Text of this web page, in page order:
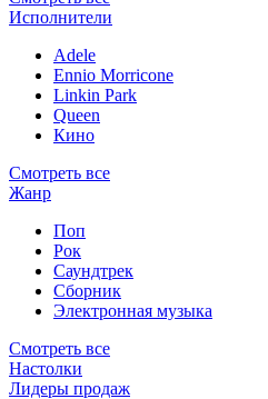
Исполнители
Adele
Ennio Morricone
Linkin Park
Queen
Кино
Смотреть все
Жанр
Поп
Рок
Саундтрек
Сборник
Электронная музыка
Смотреть все
Настолки
Лидеры продаж